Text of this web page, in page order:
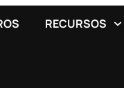
RECURSOS